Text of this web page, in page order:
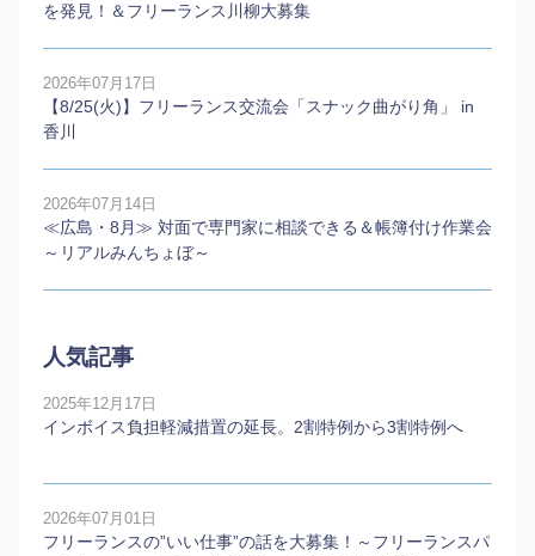
を発見！＆フリーランス川柳大募集
2026年07月17日
【8/25(火)】フリーランス交流会「スナック曲がり角」 in
香川
2026年07月14日
≪広島・8月≫ 対面で専門家に相談できる＆帳簿付け作業会
～リアルみんちょぼ～
人気記事
2025年12月17日
インボイス負担軽減措置の延長。2割特例から3割特例へ
2026年07月01日
フリーランスの”いい仕事”の話を大募集！～フリーランスパ